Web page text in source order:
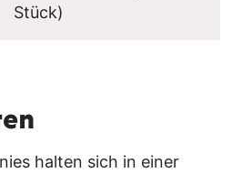
Stück)
halten sich in einer